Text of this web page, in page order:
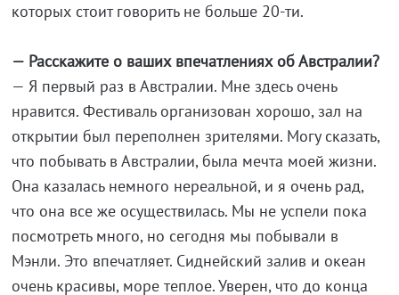
которых стоит говорить не больше 20-ти.
— Расскажите о ваших впечатлениях об Австралии?
— Я первый раз в Австралии. Мне здесь очень
нравится. Фестиваль организован хорошо, зал на
открытии был переполнен зрителями. Могу сказать,
что побывать в Австралии, была мечта моей жизни.
Она казалась немного нереальной, и я очень рад,
что она все же осуществилась. Мы не успели пока
посмотреть много, но сегодня мы побывали в
Мэнли. Это впечатляет. Сиднейский залив и океан
очень красивы, море теплое. Уверен, что до конца